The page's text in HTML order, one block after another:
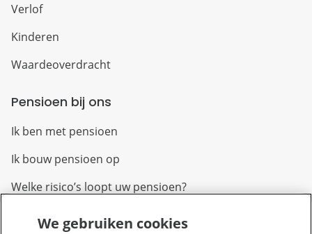
Verlof
Kinderen
Waardeoverdracht
Pensioen bij ons
Ik ben met pensioen
Ik bouw pensioen op
Welke risico’s loopt uw pensioen?
Over PFZW
We gebruiken cookies